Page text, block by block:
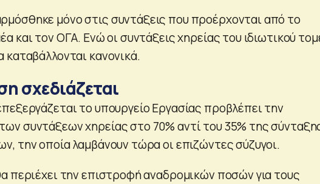
μόνο στις συντάξεις που προέρχονται από το
και τον ΟΓΑ. Ενώ οι συντάξεις χηρείας του ιδιωτικού
καταβάλλονται κανονικά.
σχεδιάζεται
το υπουργείο Εργασίας προβλέπει την
συντάξεων χηρείας στο 70% αντί του 35% της
την οποία λαμβάνουν τώρα οι επιζώντες σύζυγοι.
περιέχει την επιστροφή αναδρομικών ποσών για τους